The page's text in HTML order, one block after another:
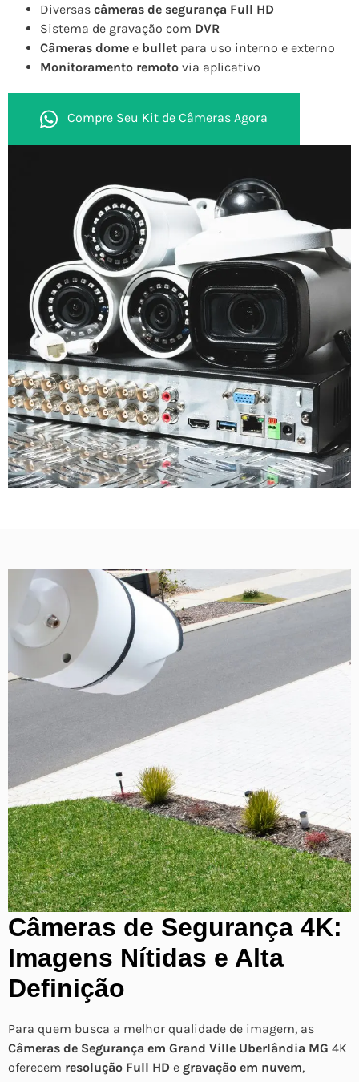
Diversas câmeras de segurança Full HD
Sistema de gravação com DVR
Câmeras dome e bullet para uso interno e externo
Monitoramento remoto via aplicativo
Compre Seu Kit de Câmeras Agora
Câmeras de Segurança 4K:
Imagens Nítidas e Alta
Definição
Para quem busca a melhor qualidade de imagem, as
Câmeras de Segurança em Grand Ville Uberlândia MG 4K
oferecem resolução Full HD e gravação em nuvem,